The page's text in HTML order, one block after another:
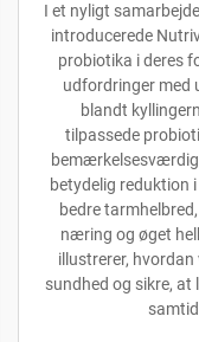
I et nyligt
introducerede
probiotika i deres
udfordringer med
blandt
tilpassede
betydelig reduktion
bedre
næring og øget
illustrerer,
sundhed og sikre,